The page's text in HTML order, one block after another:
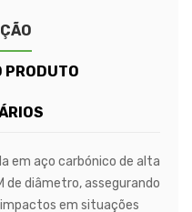
PRODUTO
em aço carbónico de alta
de diâmetro, assegurando
em situações